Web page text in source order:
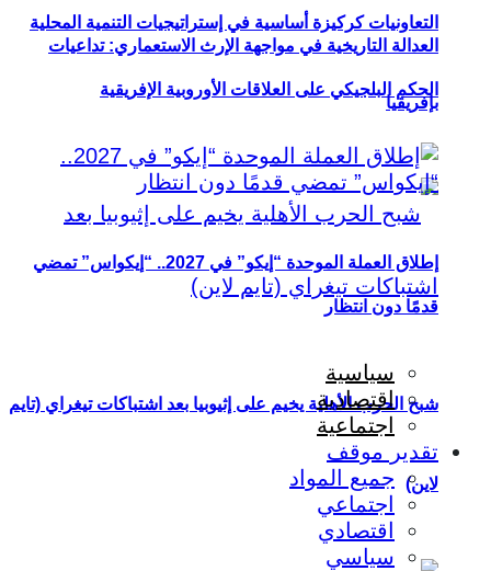
التعاونيات كركيزة أساسية في إستراتيجيات التنمية المحلية
بإفريقيا
شبح الحرب الأهلية يخيم على إثيوبيا بعد اشتباكات تيغراي (تايم
لاين)
العدالة التاريخية في مواجهة الإرث الاستعماري: تداعيات
الحكم البلجيكي على العلاقات الأوروبية الإفريقية
إطلاق العملة الموحدة “إيكو” في 2027.. “إيكواس” تمضي
قدمًا دون انتظار
سياسية
اقتصادية
اجتماعية
تقدير موقف
جميع المواد
اجتماعي
اقتصادي
سياسي